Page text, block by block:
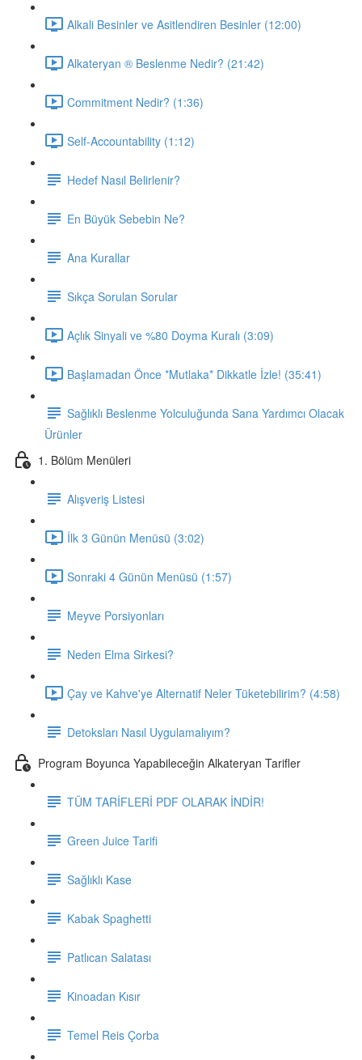
Alkali Besinler ve Asitlendiren Besinler (12:00)
Alkateryan ® Beslenme Nedir? (21:42)
Commitment Nedir? (1:36)
Self-Accountability (1:12)
Hedef Nasıl Belirlenir?
En Büyük Sebebin Ne?
Ana Kurallar
Sıkça Sorulan Sorular
Açlık Sinyali ve %80 Doyma Kuralı (3:09)
Başlamadan Önce *Mutlaka* Dikkatle İzle! (35:41)
Sağlıklı Beslenme Yolculuğunda Sana Yardımcı Olacak
Ürünler
1. Bölüm Menüleri
Alışveriş Listesi
İlk 3 Günün Menüsü (3:02)
Sonraki 4 Günün Menüsü (1:57)
Meyve Porsiyonları
Neden Elma Sirkesi?
Çay ve Kahve'ye Alternatif Neler Tüketebilirim? (4:58)
Detoksları Nasıl Uygulamalıyım?
Program Boyunca Yapabileceğin Alkateryan Tarifler
TÜM TARİFLERİ PDF OLARAK İNDİR!
Green Juice Tarifi
Sağlıklı Kase
Kabak Spaghetti
Patlıcan Salatası
Kinoadan Kısır
Temel Reis Çorba